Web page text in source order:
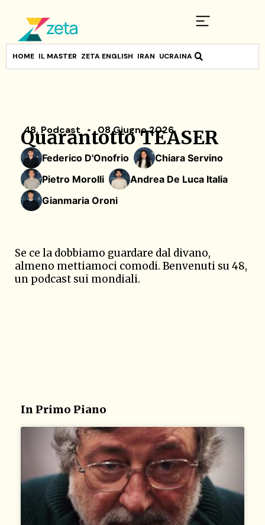
HOME IL MASTER ZETA ENGLISH IRAN UCRAINA
48, Podcast 08 Giugno 2026
Quarantotto TEASER
Federico D'Onofrio
Chiara Servino
Pietro Morolli
Andrea De Luca Italia
Gianmaria Oroni
Se ce la dobbiamo guardare dal divano,
almeno mettiamoci comodi. Benvenuti su 48,
un podcast sui mondiali.
In Primo Piano